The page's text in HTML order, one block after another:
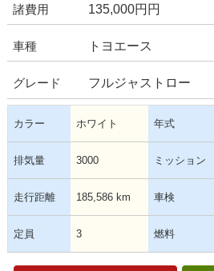
諸費用 135,000円円
車種 トヨエース
グレード フルジャストロー
カラー ホワイト 年式
排気量 3000 ミッション
走行距離 185,586 km 車検
定員 3 燃料